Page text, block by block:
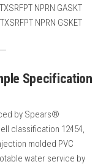
NPRN GASKT
NPRN GSKET
Specification
by Spears®
classification 12454,
molded PVC
water service by